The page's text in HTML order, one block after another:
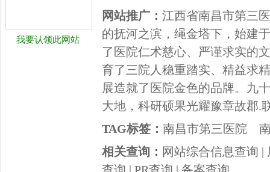
我要认领此网站
网站推广： 江西省南昌市第三
的抚河之滨，绳金塔下，始建
了医院仁术慈心、严谨求实的
育了三院人稳重踏实、精益求
展造就了医院金色的品牌。九
大地，科研硕果光耀豫章故郡.
TAG标签： 南昌市第三医院
相关查询： 网站综合信息查询 |